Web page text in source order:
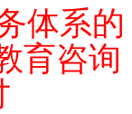
体系的
育咨询